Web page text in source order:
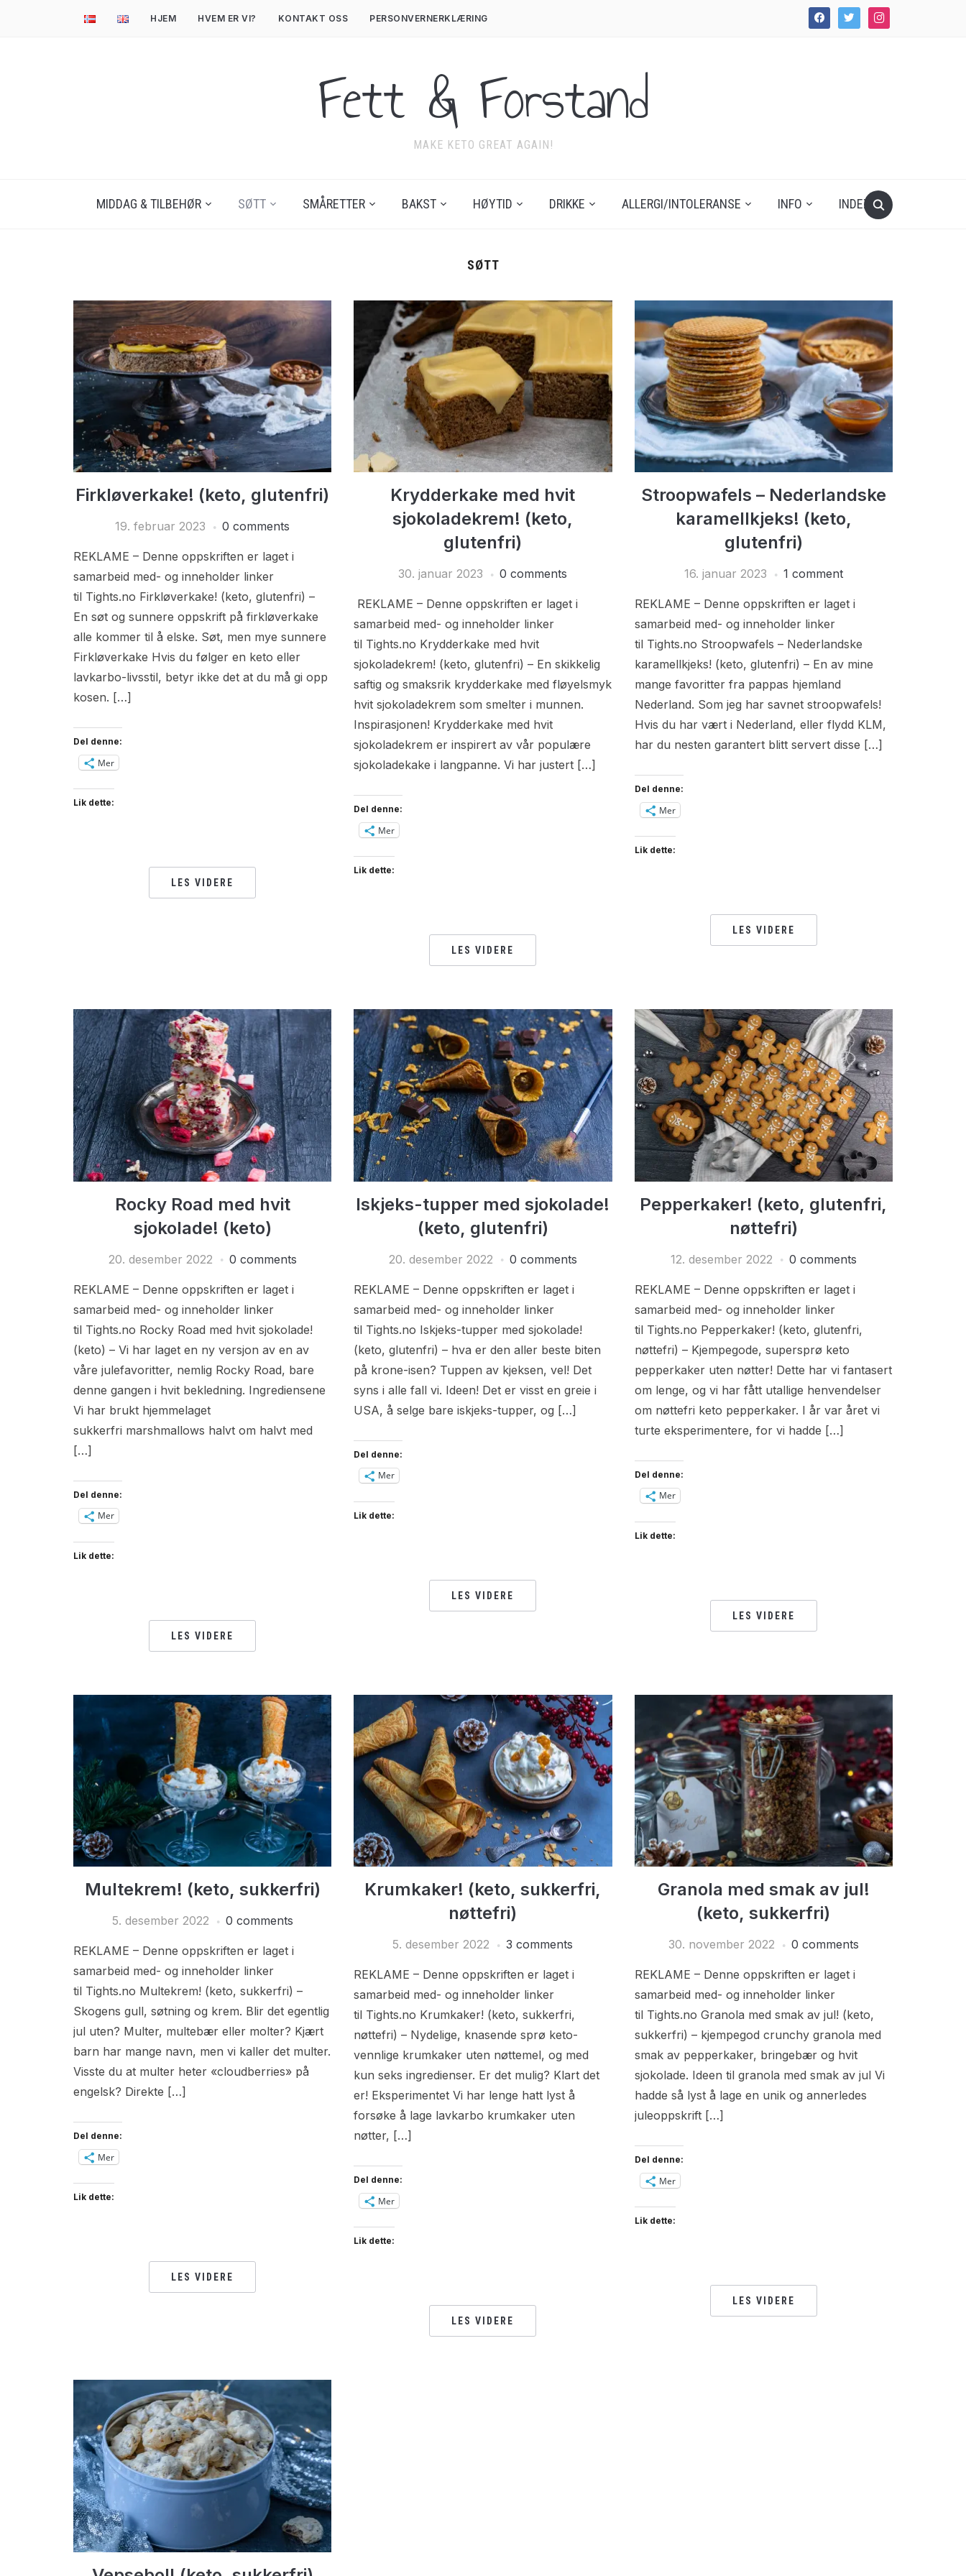
facebooktwitter instagram
HJEM HVEM ER VI? KONTAKT OSS PERSONVERNERKLÆRING
Fett & Forstand
MAKE KETO GREAT AGAIN!
MIDDAG & TILBEHØR SØTT SMÅRETTER BAKST HØYTID DRIKKE ALLERGI/INTOLERANSE INFO INDEX
SØTT
Firkløverkake! (keto, glutenfri)
19. februar 2023 0 comments
REKLAME – Denne oppskriften er laget i
samarbeid med- og inneholder linker
til Tights.no Firkløverkake! (keto, glutenfri) –
En søt og sunnere oppskrift på firkløverkake
alle kommer til å elske. Søt, men mye sunnere
Firkløverkake Hvis du følger en keto eller
lavkarbo-livsstil, betyr ikke det at du må gi opp
kosen. […]
Del denne:
Mer
Lik dette:
LES VIDERE
Krydderkake med hvit
sjokoladekrem! (keto,
glutenfri)
30. januar 2023 0 comments
REKLAME – Denne oppskriften er laget i
samarbeid med- og inneholder linker
til Tights.no Krydderkake med hvit
sjokoladekrem! (keto, glutenfri) – En skikkelig
saftig og smaksrik krydderkake med fløyelsmyk
hvit sjokoladekrem som smelter i munnen.
Inspirasjonen! Krydderkake med hvit
sjokoladekrem er inspirert av vår populære
sjokoladekake i langpanne. Vi har justert […]
Del denne:
Mer
Lik dette:
LES VIDERE
Stroopwafels – Nederlandske
karamellkjeks! (keto,
glutenfri)
16. januar 2023 1 comment
REKLAME – Denne oppskriften er laget i
samarbeid med- og inneholder linker
til Tights.no Stroopwafels – Nederlandske
karamellkjeks! (keto, glutenfri) – En av mine
mange favoritter fra pappas hjemland
Nederland. Som jeg har savnet stroopwafels!
Hvis du har vært i Nederland, eller flydd KLM,
har du nesten garantert blitt servert disse […]
Del denne:
Mer
Lik dette:
LES VIDERE
Rocky Road med hvit
sjokolade! (keto)
20. desember 2022 0 comments
REKLAME – Denne oppskriften er laget i
samarbeid med- og inneholder linker
til Tights.no Rocky Road med hvit sjokolade!
(keto) – Vi har laget en ny versjon av en av
våre julefavoritter, nemlig Rocky Road, bare
denne gangen i hvit bekledning. Ingrediensene
Vi har brukt hjemmelaget
sukkerfri marshmallows halvt om halvt med
[…]
Del denne:
Mer
Lik dette:
LES VIDERE
Iskjeks-tupper med sjokolade!
(keto, glutenfri)
20. desember 2022 0 comments
REKLAME – Denne oppskriften er laget i
samarbeid med- og inneholder linker
til Tights.no Iskjeks-tupper med sjokolade!
(keto, glutenfri) – hva er den aller beste biten
på krone-isen? Tuppen av kjeksen, vel! Det
syns i alle fall vi. Ideen! Det er visst en greie i
USA, å selge bare iskjeks-tupper, og […]
Del denne:
Mer
Lik dette:
LES VIDERE
Pepperkaker! (keto, glutenfri,
nøttefri)
12. desember 2022 0 comments
REKLAME – Denne oppskriften er laget i
samarbeid med- og inneholder linker
til Tights.no Pepperkaker! (keto, glutenfri,
nøttefri) – Kjempegode, supersprø keto
pepperkaker uten nøtter! Dette har vi fantasert
om lenge, og vi har fått utallige henvendelser
om nøttefri keto pepperkaker. I år var året vi
turte eksperimentere, for vi hadde […]
Del denne:
Mer
Lik dette:
LES VIDERE
Multekrem! (keto, sukkerfri)
5. desember 2022 0 comments
REKLAME – Denne oppskriften er laget i
samarbeid med- og inneholder linker
til Tights.no Multekrem! (keto, sukkerfri) –
Skogens gull, søtning og krem. Blir det egentlig
jul uten? Multer, multebær eller molter? Kjært
barn har mange navn, men vi kaller det multer.
Visste du at multer heter «cloudberries» på
engelsk? Direkte […]
Del denne:
Mer
Lik dette:
LES VIDERE
Krumkaker! (keto, sukkerfri,
nøttefri)
5. desember 2022 3 comments
REKLAME – Denne oppskriften er laget i
samarbeid med- og inneholder linker
til Tights.no Krumkaker! (keto, sukkerfri,
nøttefri) – Nydelige, knasende sprø keto-
vennlige krumkaker uten nøttemel, og med
kun seks ingredienser. Er det mulig? Klart det
er! Eksperimentet Vi har lenge hatt lyst å
forsøke å lage lavkarbo krumkaker uten
nøtter, […]
Del denne:
Mer
Lik dette:
LES VIDERE
Granola med smak av jul!
(keto, sukkerfri)
30. november 2022 0 comments
REKLAME – Denne oppskriften er laget i
samarbeid med- og inneholder linker
til Tights.no Granola med smak av jul! (keto,
sukkerfri) – kjempegod crunchy granola med
smak av pepperkaker, bringebær og hvit
sjokolade. Ideen til granola med smak av jul Vi
hadde så lyst å lage en unik og annerledes
juleoppskrift […]
Del denne:
Mer
Lik dette:
LES VIDERE